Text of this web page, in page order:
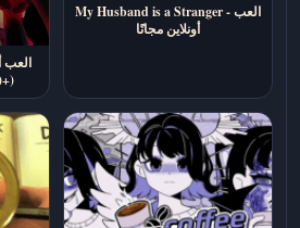
(رواية رعب وعلاقات 18+)
My Husband is a Stranger - العب
أونلاين مجانًا